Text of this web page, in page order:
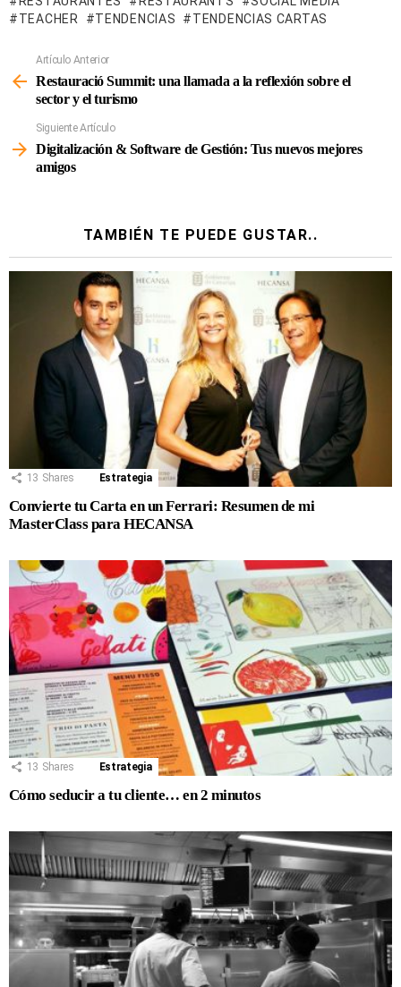
TEACHER
TENDENCIAS TENDENCIAS CARTAS
Más
Artículo Anterior
Restauració Summit: una llamada a la reflexión sobre el
sector y el turismo
Siguiente Artículo
Digitalización & Software de Gestión: Tus nuevos mejores
amigos
TAMBIÉN TE PUEDE GUSTAR..
13 Shares Estrategia
Convierte tu Carta en un Ferrari: Resumen de mi
MasterClass para HECANSA
13 Shares Estrategia
Cómo seducir a tu cliente… en 2 minutos